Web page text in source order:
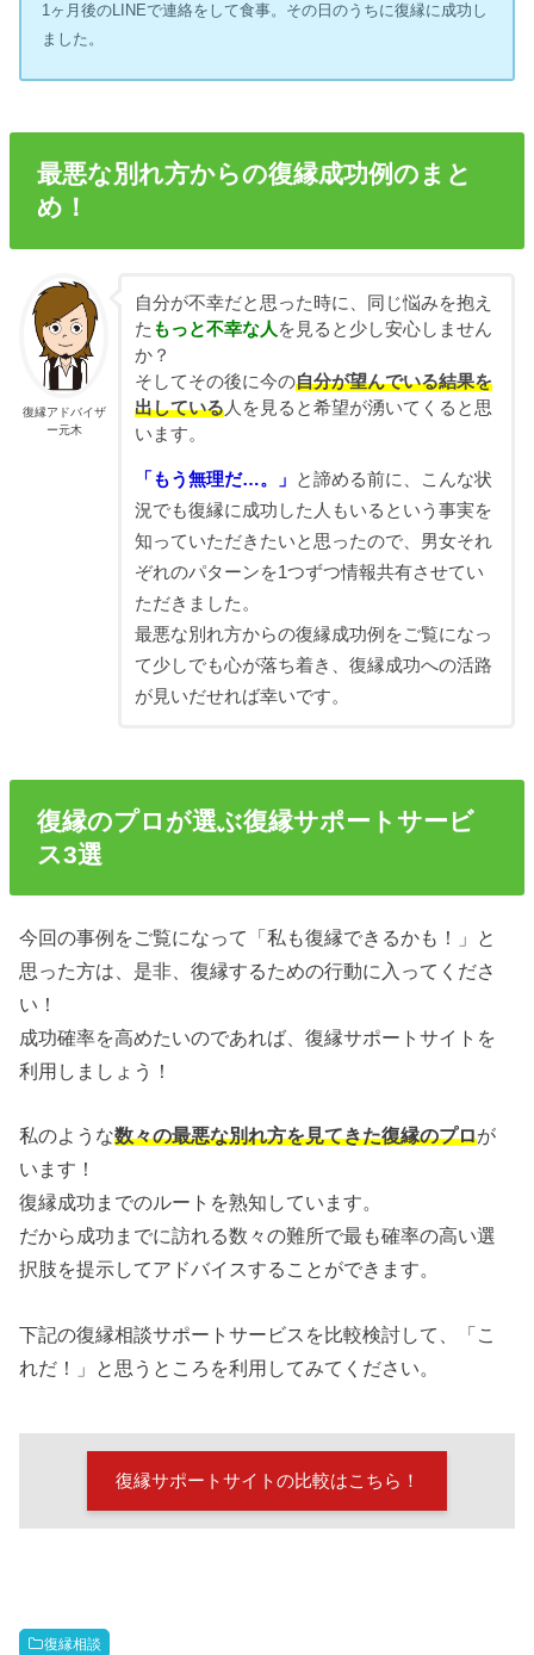
1ヶ月後のLINEで連絡をして食事。その日のうちに復縁に成功し
ました。
最悪な別れ方からの復縁成功例のまと
め！
復縁アドバイザ
ー元木
自分が不幸だと思った時に、同じ悩みを抱え
た もっと不幸な人 を見ると少し安心しません
か？
そしてその後に今の自分が望んでいる結果を
出している人を見ると希望が湧いてくると思
います。
「もう無理だ…。」
と諦める前に、こんな状
況でも復縁に成功した人もいるという事実を
知っていただきたいと思ったので、男女それ
ぞれのパターンを1つずつ情報共有させてい
ただきました。
最悪な別れ方からの復縁成功例をご覧になっ
て少しでも心が落ち着き、復縁成功への活路
が見いだせれば幸いです。
復縁のプロが選ぶ復縁サポートサービ
ス3選
今回の事例をご覧になって「私も復縁できるかも！」と
思った方は、是非、復縁するための行動に入ってくださ
い！
成功確率を高めたいのであれば、復縁サポートサイトを
利用しましょう！
私のような数々の最悪な別れ方を見てきた復縁のプロが
います！
復縁成功までのルートを熟知しています。
だから成功までに訪れる数々の難所で最も確率の高い選
択肢を提示してアドバイスすることができます。
下記の復縁相談サポートサービスを比較検討して、「こ
れだ！」と思うところを利用してみてください。
復縁サポートサイトの比較はこちら！
復縁相談